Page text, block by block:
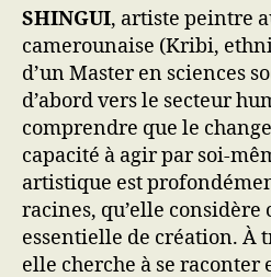
SHINGUI, artiste peintre
camerounaise (Kribi,
d’un Master en sciences
d’abord vers le secteur
comprendre que le
capacité à agir par soi-
artistique est
racines, qu’elle considère
essentielle de création. À
elle cherche à se raconter